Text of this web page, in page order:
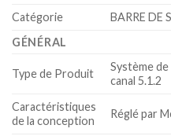
Catégorie
BARRE DE
GÉNÉRAL
Type de Produit
Système
canal 5.1.2
Caractéristiques
de la conception
Réglé par